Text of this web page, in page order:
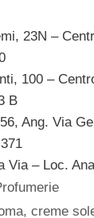
23N –
100 –
B
Ang. Via
Via – Loc.
,creme